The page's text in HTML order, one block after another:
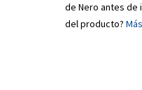
de Nero antes de
del producto?